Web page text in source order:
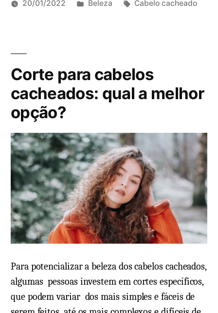
20/01/2022
P
c
d
m
Beleza
T
Cabelo cacheado
Corte para cabelos
cacheados: qual a melhor
opção?
Para potencializar a beleza dos cabelos cacheados,
algumas pessoas investem em cortes específicos,
que podem variar dos mais simples e fáceis de